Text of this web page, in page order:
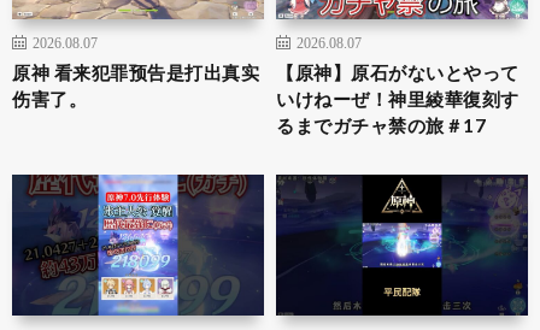
2026.08.07
原神 看来犯罪预告是打出真实
伤害了。
2026.08.07
【原神】原石がないとやって
いけねーぜ！神里綾華復刻す
るまでガチャ禁の旅＃17